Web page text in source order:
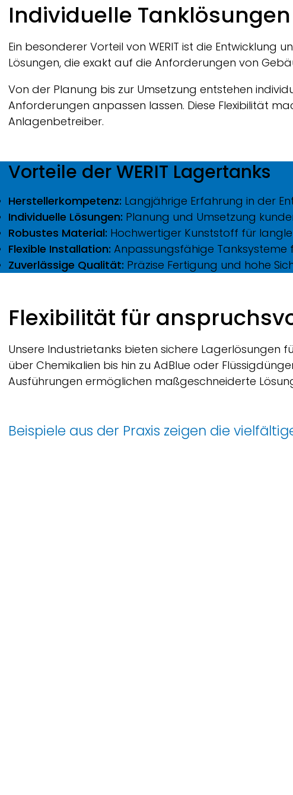
Breadcrumb
Individuelle Tanklösungen
Ein besonderer Vorteil von WERIT ist die Entwicklung
Lösungen, die exakt auf die Anforderungen von
Von der Planung bis zur Umsetzung entstehen
Anforderungen anpassen lassen. Diese Flexibilität
Anlagenbetreiber.
Vorteile derWERIT Lagertanks
Herstellerkompetenz: Langjährige Erfahrung in der
Individuelle Lösungen: Planung und Umsetzung
Robustes Material: Hochwertiger Kunststoff für
Flexible Installation: Anpassungsfähige
Zuverlässige Qualität: Präzise Fertigung und hohe
Flexibilität für
Unsere Industrietanks bieten sichere Lagerlösungen
über Chemikalien bis hin zu AdBlue oder
Ausführungen ermöglichen maßgeschneiderte
Beispiele aus der Praxis zeigen die